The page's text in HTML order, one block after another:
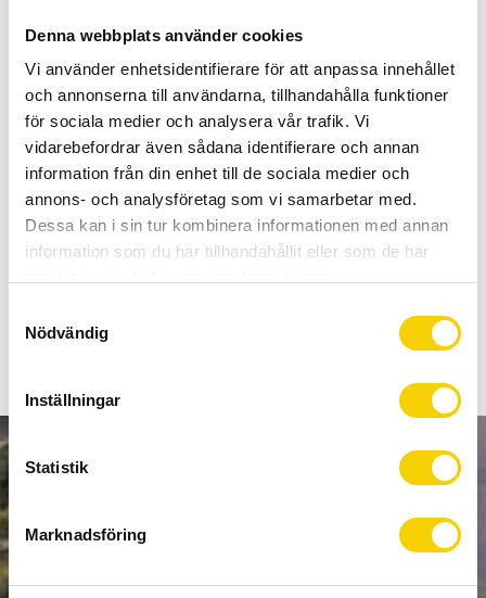
Denna webbplats använder cookies
Vi använder enhetsidentifierare för att anpassa innehållet
och annonserna till användarna, tillhandahålla funktioner
för sociala medier och analysera vår trafik. Vi
vidarebefordrar även sådana identifierare och annan
information från din enhet till de sociala medier och
annons- och analysföretag som vi samarbetar med.
Dessa kan i sin tur kombinera informationen med annan
information som du har tillhandahållit eller som de har
y
c
k
s
v
a
Nödvändig
Inställningar
Statistik
Marknadsföring
KÖP
Certifierad cykelservice & Shimano Service Center
Allt inom cykel på ett ställe
Kunnig personal och hög kundnöjdhet
Lagerstatus
Beställningsvara
PRENUMERERA